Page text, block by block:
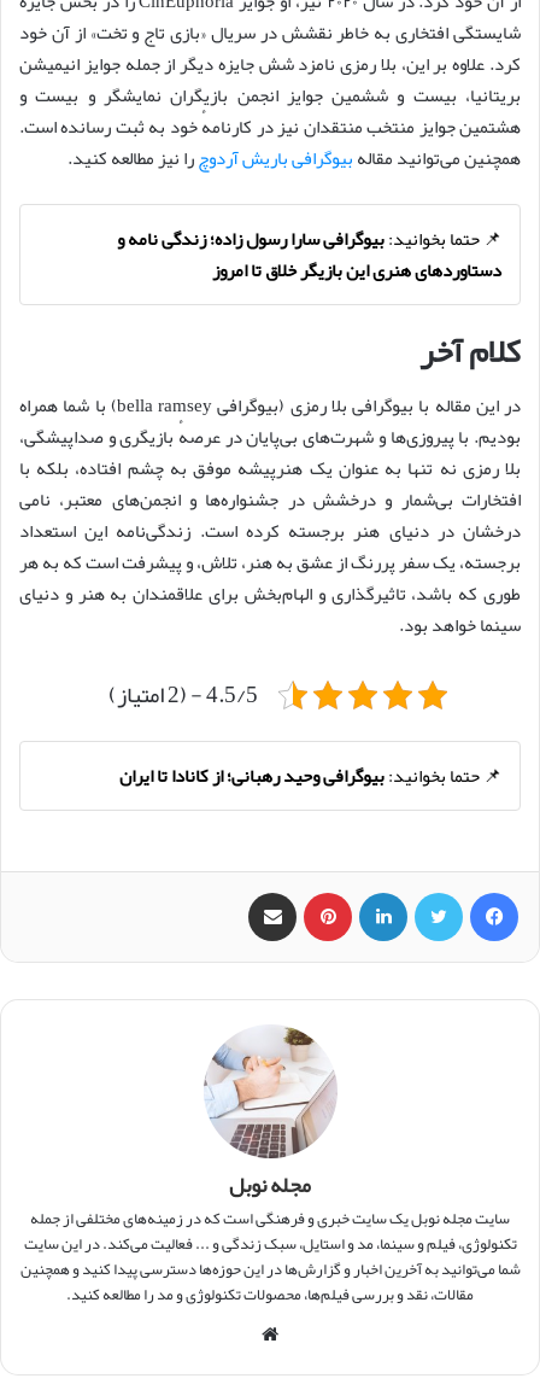
شایستگی افتخاری به خاطر نقشش در سریال «بازی تاج و تخت» از آن خود
کرد. علاوه بر این، بلا رمزی نامزد شش جایزه دیگر از جمله جوایز انیمیشن
بریتانیا، بیست و ششمین جوایز انجمن بازیگران نمایشگر و بیست و
هشتمین جوایز منتخب منتقدان نیز در کارنامهٔ خود به ثبت رسانده است.
همچنین می‌توانید مقالهبیوگرافی باریش آردوچرا نیز مطالعه کنید.
📌 حتما بخوانید:بیوگرافی سارا رسول زاده؛ زندگی نامه و
دستاوردهای هنری این بازیگر خلاق تا امروز
کلام آخر
در این مقاله با بیوگرافی بلا رمزی (بیوگرافی bella ramsey) با شما همراه
بودیم. با پیروزی‌ها و شهرت‌های بی‌پایان در عرصهٔ بازیگری و صداپیشگی،
بلا رمزی نه تنها به عنوان یک هنرپیشه موفق به چشم افتاده، بلکه با
افتخارات بی‌شمار و درخشش در جشنواره‌ها و انجمن‌های معتبر، نامی
درخشان در دنیای هنر برجسته کرده است. زندگی‌نامه این استعداد
برجسته، یک سفر پررنگ از عشق به هنر، تلاش، و پیشرفت است که به هر
طوری که باشد، تاثیرگذاری و الهام‌بخش برای علاقمندان به هنر و دنیای
سینما خواهد بود.
4.5/5 - (2 امتیاز)
📌 حتما بخوانید:بیوگرافی وحید رهبانی؛ از کانادا تا ایران
فیس بوک ‫پین‌ترست
مجله نوبل
سایت مجله نوبل یک سایت خبری و فرهنگی است که در زمینه‌های مختلفی از جمله
تکنولوژی، فیلم و سینما، مد و استایل، سبک زندگی و ... فعالیت می‌کند. در این سایت
شما می‌توانید به آخرین اخبار و گزارش‌ها در این حوزه‌ها دسترسی پیدا کنید و همچنین
مقالات، نقد و بررسی فیلم‌ها، محصولات تکنولوژی و مد را مطالعه کنید.